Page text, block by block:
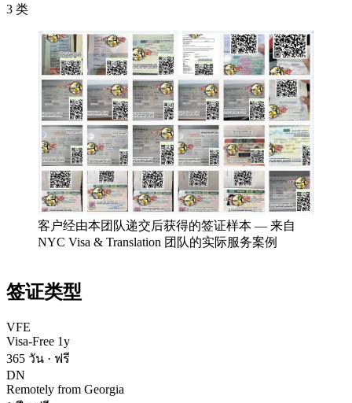
3 类
客户经由本团队递交后获得的签证样本 — 来自
NYC Visa & Translation 团队的实际服务案例
签证类型
VFE
Visa-Free 1y
365 วัน · ฟรี
DN
Remotely from Georgia